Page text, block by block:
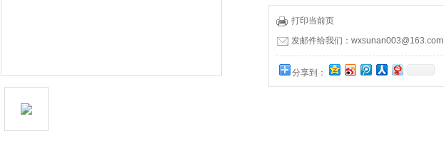
打印当前页
发邮件给我们：wxsunan003@163.com
分享到：